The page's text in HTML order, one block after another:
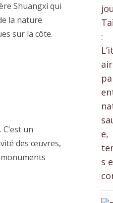
Shuangxi qui
la nature
sur la côte.
. C’est un
des œuvres,